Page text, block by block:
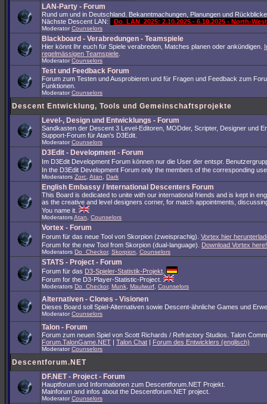
LAN-Party - Forum
Rund um und in Deutschland. Bekanntmachungen, Planungen und
Nächste Descent LAN:
Do_LAN_2025: 2.10.2025 - 6.10.2025 - North-
Moderator Counselors
Blackboard - Verabredungen - Teamspiele
Hier könnt Ihr euch für Spiele verabreden, Matches planen oder ankündigen.
regelmässigen Teamspiele
Moderator Counselors
Test und Feedback Forum
Forum zum Testen und Ausprobieren und für Fragen und Feedback zum
Funktionen.
Moderator Counselors
Descent Entwicklung, Tools und Gemeinschaftsprojekte
Level-, Design und Entwicklungs - Forum
Sandkasten der Descent 3 Level-Editoren, MODder, Scripter, Designer und
Support-Forum für Atan's D3Edit.
Moderator Counselors
D3Edit - Development - Forum
Im D3Edit Development Forum können nur die User der entspr.
In the D3Edit Development Forum only the members of the corresponding
Moderators Zorc Atan Dark
English Embassy / International Descenters Forum
This Board is dedicated to unite with our international friends and is kept in
as the creative and level designers corner, for match appointments,
You name it.
ModeratorsAtan Counselors
Vortex - Forum
Forum für das neue Tool von Skorpion (zweisprachig). Vortex hier
Forum for the new Tool from Skorpion (dual-language). Download Vortex here!
Moderators Do_Checkor, Skorpion Counselors
STATS - Project - Forum
Forum für das D3-Spieler-Statistik-Projekt
Forum for the D3-Player-Statistic-Project.
Moderators Do_Checkor, Munk Maulwurf Counselors
Alternativen - Clones - Visionen
Dieses Board soll Spiel-Alternativen sowie Descent-ähnliche Games und
Moderator Counselors
Talon - Forum
Forum zum neuen Spiel von Scott Richards / Refractory Studios. Talon
Forum.TalonGame.NET | Talon Chat | Forum des Entwicklers (englisch)
Moderator Counselors
Descentforum.NET
DF.NET - Project - Forum
Hauptforum und Informationen zum Descentforum.NET Projekt.
Mainforum and infos about the Descentforum.NET project.
Moderator Counselors